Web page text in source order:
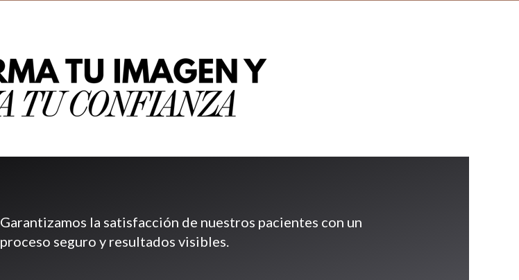
Garantizamos la satisfacción de nuestros pacientes con un
proceso seguro y resultados visibles.